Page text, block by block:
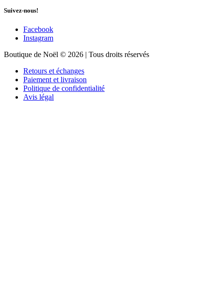
Suivez-nous!
Facebook
Instagram
Boutique de Noël © 2026 | Tous droits réservés
Retours et échanges
Paiement et livraison
Politique de confidentialité
Avis légal